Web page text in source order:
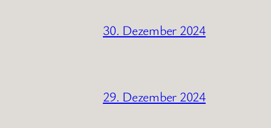
30. Dezember 2024
29. Dezember 2024